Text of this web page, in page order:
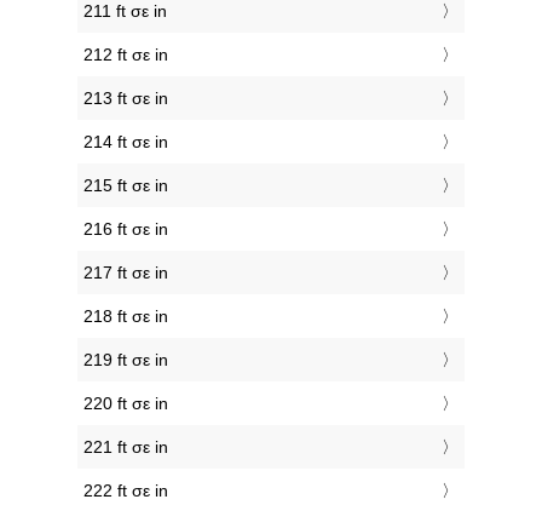
211 ft σε in
212 ft σε in
213 ft σε in
214 ft σε in
215 ft σε in
216 ft σε in
217 ft σε in
218 ft σε in
219 ft σε in
220 ft σε in
221 ft σε in
222 ft σε in